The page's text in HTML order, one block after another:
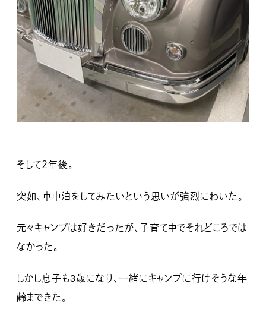
そして２年後。
突如、車中泊をしてみたいという思いが強烈にわいた。
元々キャンプは好きだったが、子育て中でそれどころでは
なかった。
しかし息子も3歳になり、一緒にキャンプに行けそうな年
齢まできた。